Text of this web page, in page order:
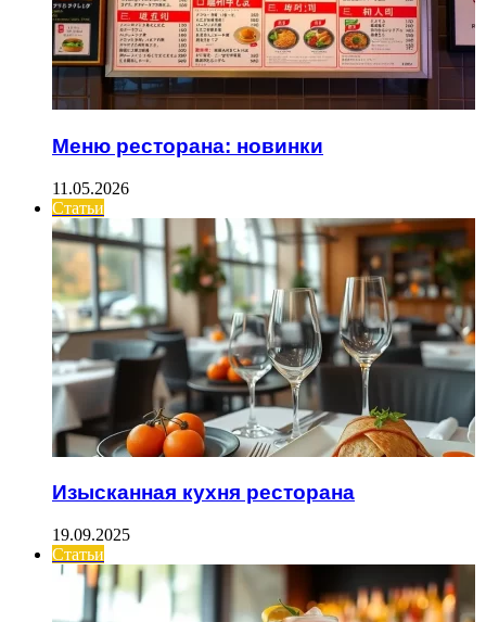
Меню ресторана: новинки
11.05.2026
Статьи
Изысканная кухня ресторана
19.09.2025
Статьи